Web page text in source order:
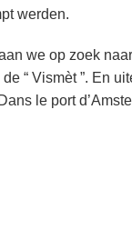
werden.
we op zoek
“ Vismèt ”. En
le port